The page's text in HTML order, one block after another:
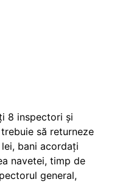
8 inspectori și
să returneze
bani acordați
navetei, timp de
general,